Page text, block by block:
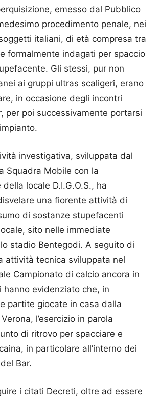
emesso dal Pubblico
procedimento penale, nei
italiani, di età compresa tra
formalmente indagati per spaccio
Gli stessi, pur non
ai gruppi ultras scaligeri, erano
in occasione degli incontri
per poi successivamente portarsi
investigativa, sviluppata dal
Squadra Mobile con la
locale D.I.G.O.S., ha
una fiorente attività di
di sostanze stupefacenti
sito nelle immediate
stadio Bentegodi. A seguito di
attività tecnica sviluppata nel
Campionato di calcio ancora in
hanno evidenziato che, in
partite giocate in casa dalla
l’esercizio in parola
di ritrovo per spacciare e
in particolare all’interno dei
Bar.
i citati Decreti, oltre ad essere